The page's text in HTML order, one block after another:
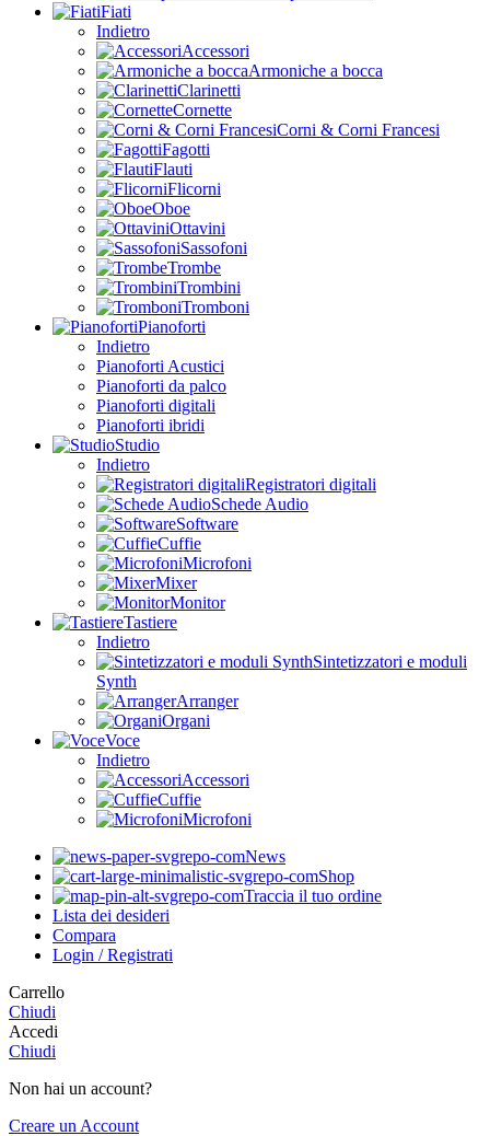
Fiati
Indietro
Accessori
Armoniche a bocca
Clarinetti
Cornette
Corni & Corni Francesi
Fagotti
Flauti
Flicorni
Oboe
Ottavini
Sassofoni
Trombe
Trombini
Tromboni
Pianoforti
Indietro
Pianoforti Acustici
Pianoforti da palco
Pianoforti digitali
Pianoforti ibridi
Studio
Indietro
Registratori digitali
Schede Audio
Software
Cuffie
Microfoni
Mixer
Monitor
Tastiere
Indietro
Sintetizzatori e moduli
Synth
Arranger
Organi
Voce
Indietro
Accessori
Cuffie
Microfoni
News
Shop
Traccia il tuo ordine
Lista dei desideri
Compara
Login / Registrati
Carrello
Chiudi
Accedi
Chiudi
Non hai un account?
Creare un Account